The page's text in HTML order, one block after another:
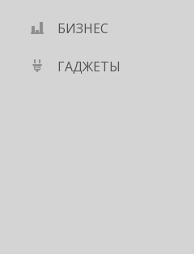
БИЗНЕС
ГАДЖЕТЫ